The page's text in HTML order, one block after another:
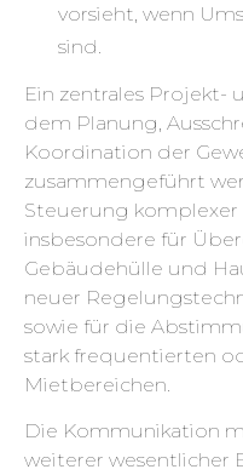
vorsieht, wenn
sind.
Ein zentrales Projekt-
dem Planung,
Koordination der
zusammengeführt
Steuerung
insbesondere für
Gebäudehülle und
neuer
sowie für die
stark frequentierten
Mietbereichen.
Die Kommunikation
weiterer wesentlicher